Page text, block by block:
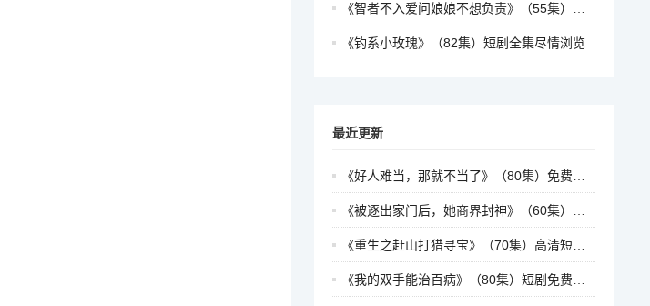
《智者不入爱问娘娘不想负责》（55集）短剧全集高清在线看
《钓系小玫瑰》（82集）短剧全集尽情浏览
最近更新
《好人难当，那就不当了》（80集）免费畅享短剧全集
《被逐出家门后，她商界封神》（60集）短剧在线观看无广告
《重生之赶山打猎寻宝》（70集）高清短剧全集免费观看
《我的双手能治百病》（80集）短剧免费看全集不停